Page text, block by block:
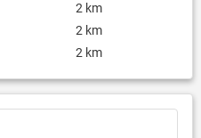
2 km
2 km
2 km